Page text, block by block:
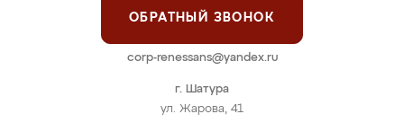
г. Шатура
ул. Жарова, 41
ОБРАТНЫЙ ЗВОНОК
corp-renessans@yandex.ru